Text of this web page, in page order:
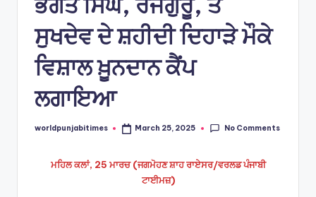
ਸੁਖਦੇਵ ਦੇ ਸ਼ਹੀਦੀ ਦਿਹਾੜੇ ਮੌਕੇ
ਵਿਸ਼ਾਲ ਖ਼ੂਨਦਾਨ ਕੈਂਪ
ਲਗਾਇਆ
Posted
worldpunjabitimes March 25, 2025 No Comments
ਮਹਿਲ ਕਲਾਂ, 25 ਮਾਰਚ (ਜਗਮੋਹਣ ਸ਼ਾਹ ਰਾਏਸਰ/ਵਰਲਡ ਪੰਜਾਬੀ
ਟਾਈਮਜ਼)